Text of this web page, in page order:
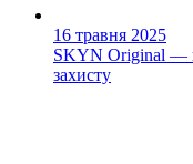
16 травня 2025
SKYN Original —
захисту